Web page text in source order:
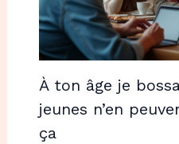
À ton âge je
jeunes n’en
ça